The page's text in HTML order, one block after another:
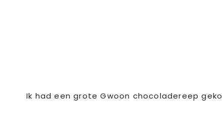
Ik had een grote Gwoon chocoladereep